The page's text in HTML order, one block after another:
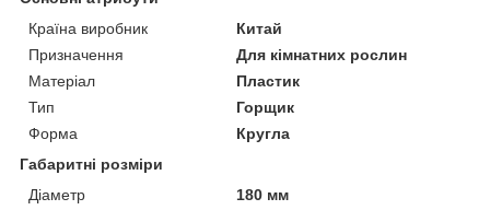
Країна виробник
Китай
Призначення
Для кімнатних рослин
Матеріал
Пластик
Тип
Горщик
Форма
Кругла
Габаритні розміри
Діаметр
180 мм